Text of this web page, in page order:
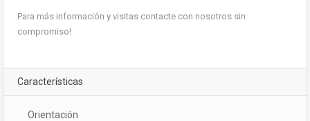
Para más información y visitas contacte con nosotros sin
compromiso!
Características
Orientación